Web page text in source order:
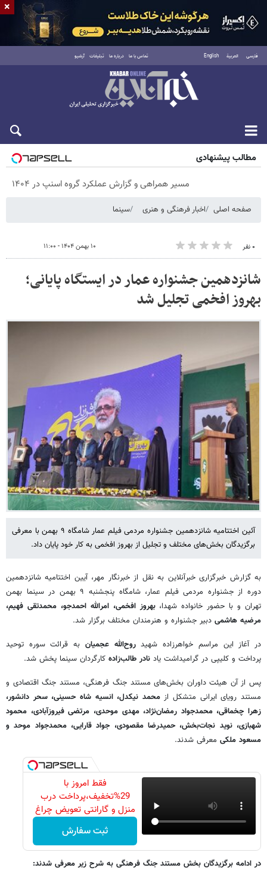
فارسی العربية English تماس با ما درباره ما تبلیغات آرشیو
جمعه ۱۶ مرداد ۱۴۰۵
مطالب پیشنهادی
مسیر همراهی و گزارش عملکرد گروه اسنپ در ۱۴۰۴
صفحه اصلی اخبار فرهنگی و هنری سینما
۰ نفر ۱۰ بهمن ۱۴۰۴ - ۱۱:۰۰
شانزدهمین جشنواره عمار در ایستگاه پایانی؛
بهروز افخمی تجلیل شد
آئین اختتامیه شانزدهمین جشنواره مردمی فیلم عمار شامگاه ۹ بهمن با معرفی
برگزیدگان بخش‌های مختلف و تجلیل از بهروز افخمی به کار خود پایان داد.
به گزارش خبرگزاری خبرآنلاین به نقل از خبرنگار مهر، آیین اختتامیه شانزدهمین
دوره از جشنواره مردمی فیلم عمار، شامگاه پنجشنبه ۹ بهمن‌ در سینما بهمن
تهران و با حضور خانواده شهدا، بهروز افخمی، امرالله احمدجو، محمدتقی فهیم،
مرضیه هاشمی دبیر جشنواره و هنرمندان مختلف برگزار شد.
در آغاز این مراسم خواهرزاده شهیدروح‌الله عجمیان به قرائت سوره توحید
پرداخت و کلیپی در گرامیداشت یاد نادر طالب‌زاده کارگردان سینما پخش شد.
پس از آن هیئت داوران بخش‌های مستند جنگ فرهنگی، مستند جنگ اقتصادی و
مستند رویای ایرانی متشکل ازمحمد نیکدل، انسیه شاه حسینی، سحر دانشور،
زهرا چخماقی، محمدجواد رمضان‌نژاد، مهدی موحدی، مرتضی فیروزآبادی، محمود
شهبازی، نوید نجات‌بخش، حمیدرضا مقصودی، جواد قارایی، محمدجواد موحد و
مسعود ملکی معرفی شدند.
فقط امروز با
29%تخفیف،پرداخت درب
منزل و گارانتی تعویض چراغ
ثبت سفارش
در ادامه برگزیدگان بخش مستند جنگ فرهنگی به شرح زیر معرفی شدند:
×